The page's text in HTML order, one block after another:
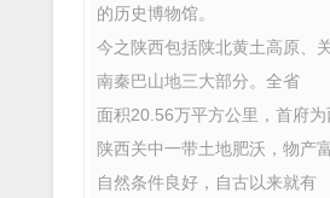
的历史博物馆。
今之陕西包括陕北黄土高原、
南秦巴山地三大部分。全省
面积20.56万平方公里，首府为
陕西关中一带土地肥沃，物产
自然条件良好，自古以来就有